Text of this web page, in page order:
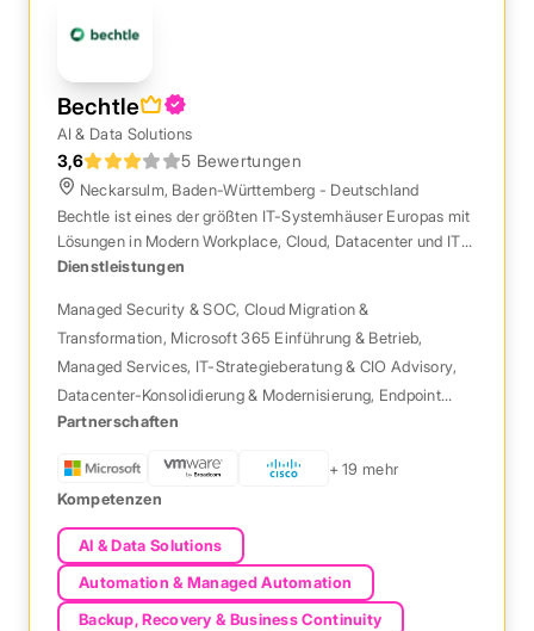
Bechtle
AI & Data Solutions
3,6 5 Bewertungen
Neckarsulm, Baden-Württemberg - Deutschland
Bechtle ist eines der größten IT-Systemhäuser Europas mit
Lösungen in Modern Workplace, Cloud, Datacenter und IT-
Security für Unternehmen und Behörden.
Dienstleistungen
Managed Security & SOC, Cloud Migration &
Transformation, Microsoft 365 Einführung & Betrieb,
Managed Services, IT-Strategieberatung & CIO Advisory,
Datacenter-Konsolidierung & Modernisierung, Endpoint
Management mit Microsoft Intune
Continuity
IT-Security Assessment & Penetration Testing
Netzwerk-Design & SD-WAN
Lifecycle Management, KI-Einführung & Copilot-Beratung
IT-Service Desk & Support,Security Awareness Training
Partnerschaften
+ 19 mehr
Kompetenzen
AI & Data Solutions
Automation & Managed Automation
Backup, Recovery & Business Continuity